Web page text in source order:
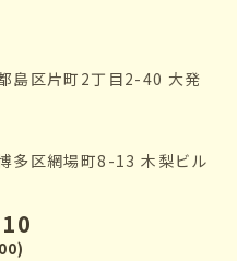
島区片町2丁目2-40 大発
多区網場町8-13 木梨ビル